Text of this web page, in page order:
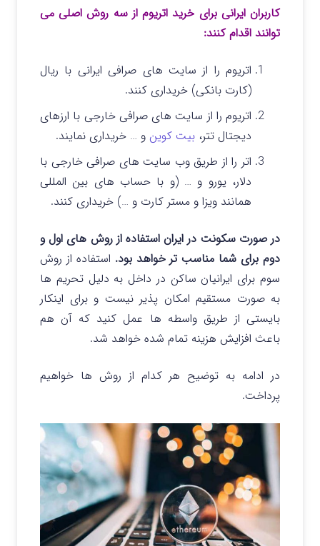
کاربران ایرانی برای خرید اتریوم از سه روش اصلی می
توانند اقدام کنند:
اتریوم را از سایت های صرافی ایرانی با ریال
(کارت بانکی) خریداری کنند.
اتریوم را از سایت های صرافی خارجی با ارزهای
دیجتال تتر، بیت کوین و … خریداری نمایند.
اتر را از طریق وب سایت های صرافی خارجی با
دلار، یورو و … (و با حساب های بین المللی
همانند ویزا و مستر کارت و …) خریداری کنند.
در صورت سکونت در ایران استفاده از روش های اول و
دوم برای شما مناسب تر خواهد بود. استفاده از روش
سوم برای ایرانیان ساکن در داخل به دلیل تحریم ها
به صورت مستقیم امکان پذیر نیست و برای اینکار
بایستی از طریق واسطه ها عمل کنید که آن هم
باعث افزایش هزینه تمام شده خواهد شد.
در ادامه به توضیح هر کدام از روش ها خواهیم
پرداخت.